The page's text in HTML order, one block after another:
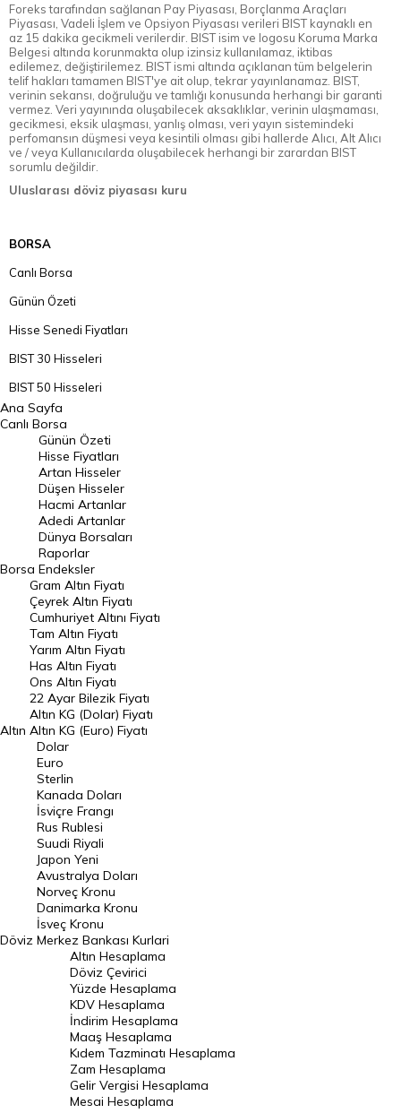
Foreks tarafından sağlanan Pay Piyasası, Borçlanma Araçları
Piyasası, Vadeli İşlem ve Opsiyon Piyasası verileri BIST kaynaklı en
az 15 dakika gecikmeli verilerdir. BIST isim ve logosu Koruma Marka
Belgesi altında korunmakta olup izinsiz kullanılamaz, iktibas
edilemez, değiştirilemez. BIST ismi altında açıklanan tüm belgelerin
telif hakları tamamen BIST'ye ait olup, tekrar yayınlanamaz. BIST,
verinin sekansı, doğruluğu ve tamlığı konusunda herhangi bir garanti
vermez. Veri yayınında oluşabilecek aksaklıklar, verinin ulaşmaması,
gecikmesi, eksik ulaşması, yanlış olması, veri yayın sistemindeki
perfomansın düşmesi veya kesintili olması gibi hallerde Alıcı, Alt Alıcı
ve / veya Kullanıcılarda oluşabilecek herhangi bir zarardan BIST
sorumlu değildir.
Uluslarası döviz piyasası kuru
BORSA
Canlı Borsa
Günün Özeti
Hisse Senedi Fiyatları
BIST 30 Hisseleri
BIST 50 Hisseleri
BIST 100 Hisseleri
En Çok Artan Hisseler
En Çok Düşen Hisseler
Hacmi Artanlar
Geçmiş Kapanışlar
Dünya Borsaları
Raporlar
Endeksler
DÖVİZ
Döviz Kuru
Dolar Kuru
Euro Kuru
Pound Kuru
Frank Kuru
Riyal Kuru
Avustralya Doları
Danimarka Kronu Kuru
Kanada Doları Kuru
Norveç Kronu Kuru
İsveç Kronu Kuru
Japon Yeni Kuru
Serbest Piyasa Döviz Kurları
Merkez Bankası Döviz Kurları
Ana Sayfa
Canlı Borsa
Borsa
Günün Özeti
Hisse Fiyatları
Artan Hisseler
Düşen Hisseler
Hacmi Artanlar
Adedi Artanlar
Dünya Borsaları
Raporlar
Endeksler
Altın
Gram Altın Fiyatı
Çeyrek Altın Fiyatı
Cumhuriyet Altını Fiyatı
Tam Altın Fiyatı
Yarım Altın Fiyatı
Has Altın Fiyatı
Ons Altın Fiyatı
22 Ayar Bilezik Fiyatı
Altın KG (Dolar) Fiyatı
Altın KG (Euro) Fiyatı
Döviz
Dolar
Euro
Sterlin
Kanada Doları
İsviçre Frangı
Rus Rublesi
Suudi Riyali
Japon Yeni
Avustralya Doları
Norveç Kronu
Danimarka Kronu
İsveç Kronu
Merkez Bankası Kurlari
Altın Hesaplama
Döviz Çevirici
Yüzde Hesaplama
KDV Hesaplama
İndirim Hesaplama
Maaş Hesaplama
Kıdem Tazminatı Hesaplama
Zam Hesaplama
Gelir Vergisi Hesaplama
Mesai Hesaplama